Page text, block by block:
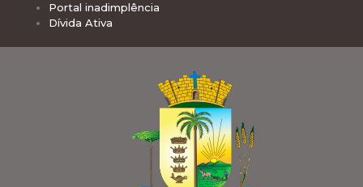
Portal inadimplência
Dívida Ativa